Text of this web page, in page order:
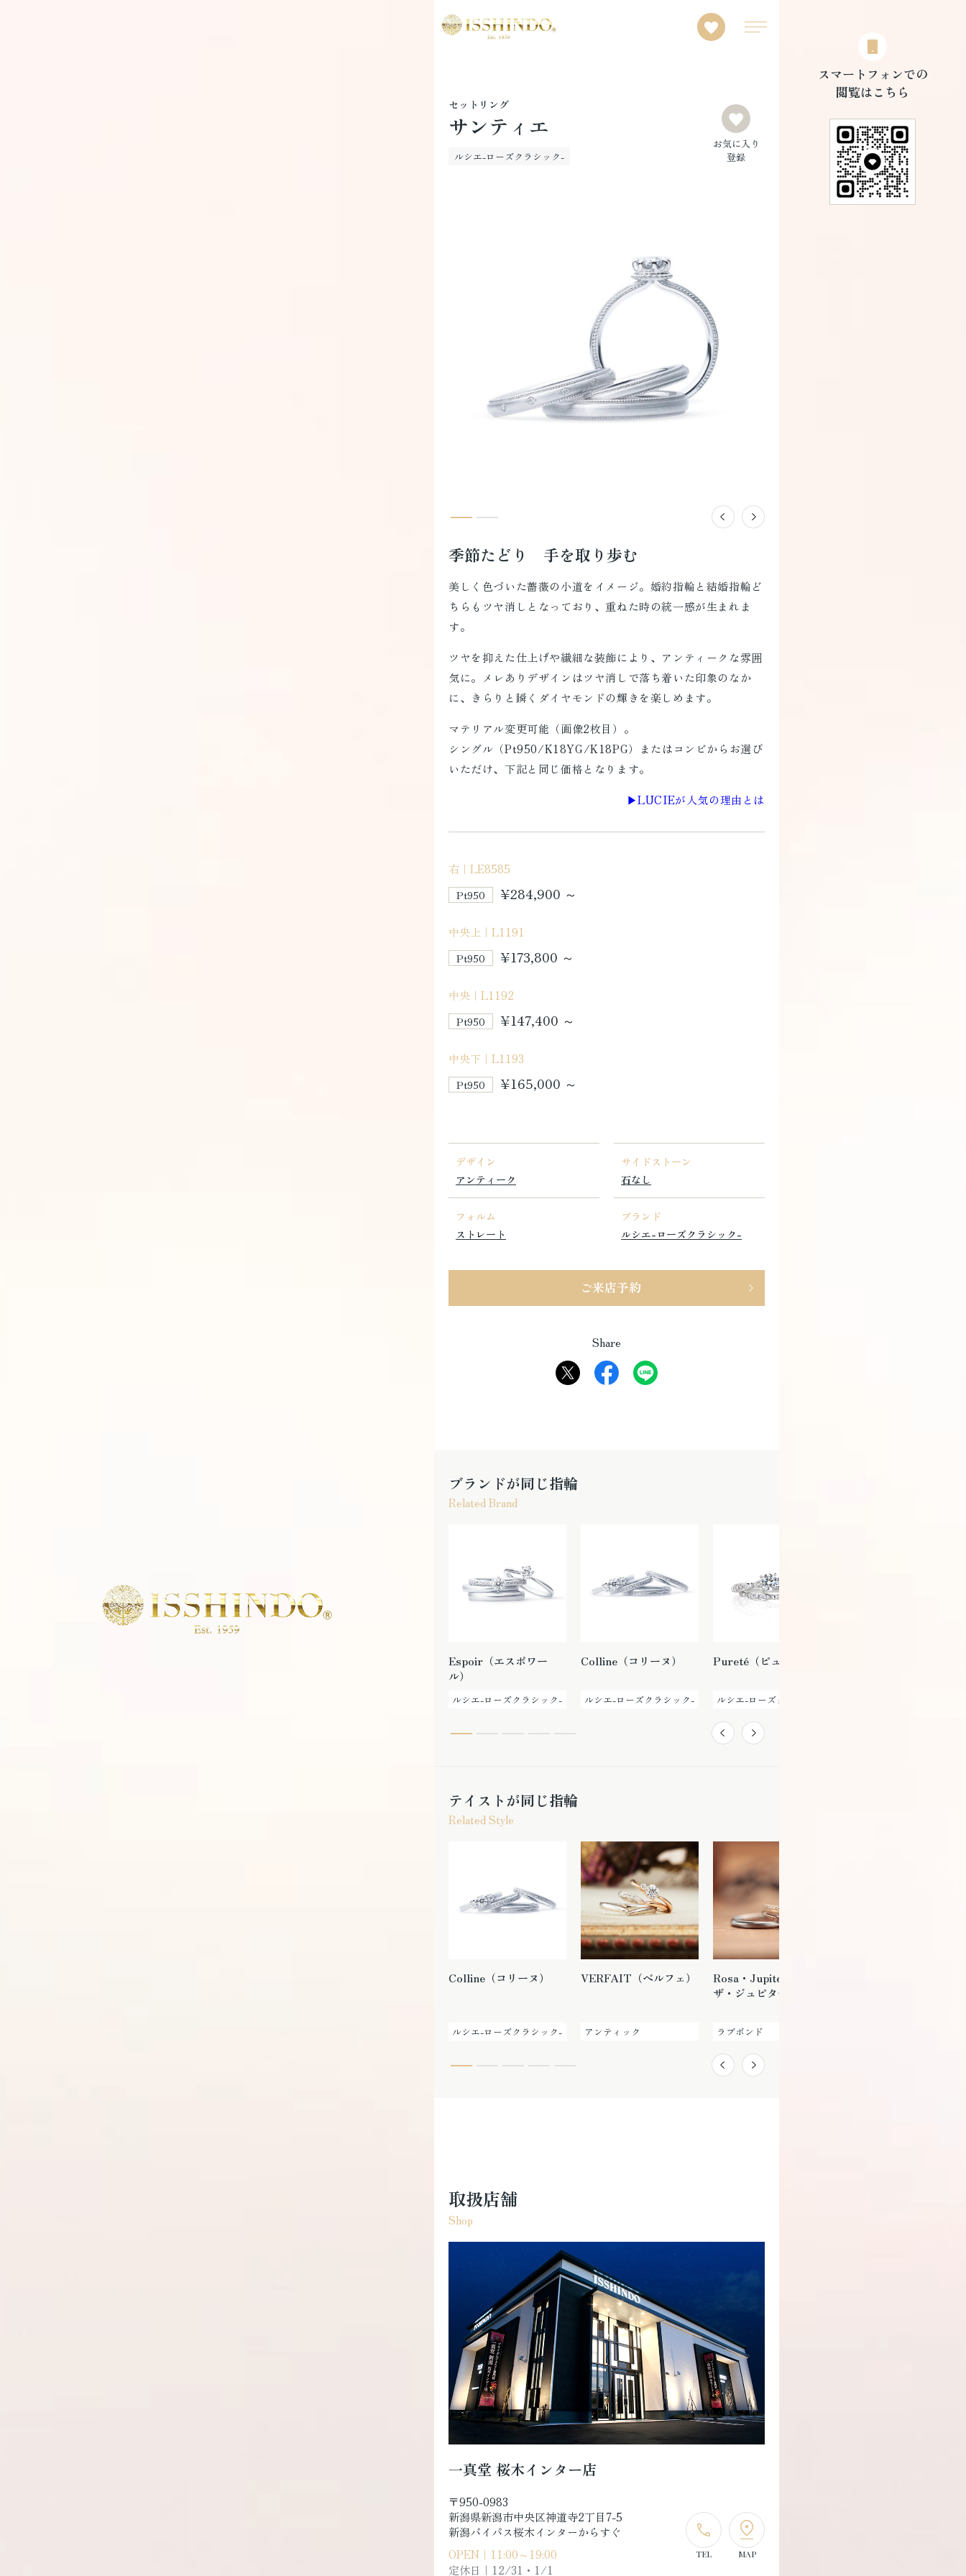
スマートフォンでの
閲覧はこちら
セットリング
サンティエ
ルシエ-ローズクラシック-
お気に入り
登録
季節たどり 手を取り歩む
美しく色づいた薔薇の小道をイメージ。婚約指輪と結婚指輪ど
ちらもツヤ消しとなっており、重ねた時の統一感が生まれま
す。
ツヤを抑えた仕上げや繊細な装飾により、アンティークな雰囲
気に。メレありデザインはツヤ消しで落ち着いた印象のなか
に、きらりと瞬くダイヤモンドの輝きを楽しめます。
マテリアル変更可能（画像2枚目）。
シングル（Pt950/K18YG/K18PG）またはコンビからお選び
いただけ、下記と同じ価格となります。
▶︎LUCIEが人気の理由とは
右｜LE8585
Pt950 ¥284,900 ～
中央上｜L1191
Pt950 ¥173,800 ～
中央｜L1192
Pt950 ¥147,400 ～
中央下｜L1193
Pt950 ¥165,000 ～
デザイン
アンティーク
サイドストーン
石なし
フォルム
ストレート
ブランド
ルシエ-ローズクラシック-
ご来店予約
Share
ブランドが同じ指輪
Related Brand
Espoir（エスポワー
ル）
ルシエ-ローズクラシック-
Colline（コリーヌ）
ルシエ-ローズクラシック-
Pureté（ピュルテ）
ルシエ-ローズクラシック-
テイストが同じ指輪
Related Style
Colline（コリーヌ）
ルシエ-ローズクラシック-
VERFAIT（ベルフェ）
アンティック
Rosa・Jupiter（ロー
ザ・ジュピター）
ラブボンド
取扱店舗
Shop
一真堂 桜木インター店
〒950-0983
新潟県新潟市中央区神道寺2丁目7-5
新潟バイパス桜木インターからすぐ
OPEN｜11:00～19:00
定休日｜ 12/31・1/1
TEL MAP